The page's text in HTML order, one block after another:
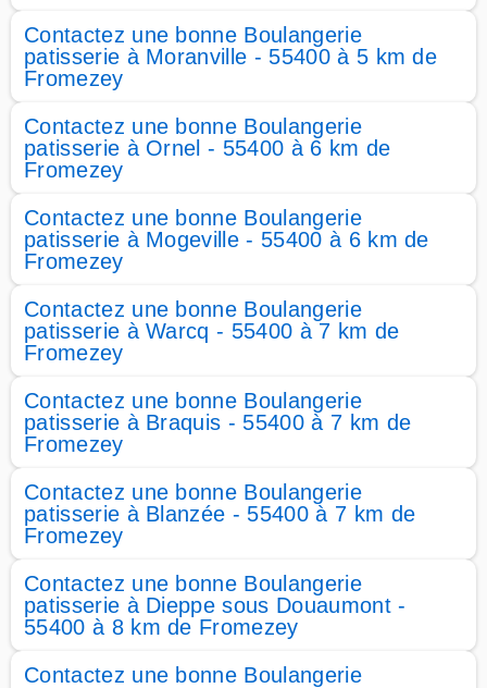
Contactez une bonne Boulangerie
patisserie à Moranville - 55400 à 5 km de
Fromezey
Contactez une bonne Boulangerie
patisserie à Ornel - 55400 à 6 km de
Fromezey
Contactez une bonne Boulangerie
patisserie à Mogeville - 55400 à 6 km de
Fromezey
Contactez une bonne Boulangerie
patisserie à Warcq - 55400 à 7 km de
Fromezey
Contactez une bonne Boulangerie
patisserie à Braquis - 55400 à 7 km de
Fromezey
Contactez une bonne Boulangerie
patisserie à Blanzée - 55400 à 7 km de
Fromezey
Contactez une bonne Boulangerie
patisserie à Dieppe sous Douaumont -
55400 à 8 km de Fromezey
Contactez une bonne Boulangerie